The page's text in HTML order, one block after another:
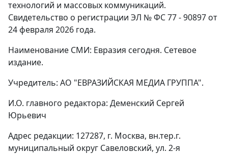
технологий и массовых коммуникаций.
Свидетельство о регистрации ЭЛ № ФС 77 - 90897 от
24 февраля 2026 года.
Наименование СМИ: Евразия сегодня. Сетевое
издание.
Учредитель: АО "ЕВРАЗИЙСКАЯ МЕДИА ГРУППА".
И.О. главного редактора: Деменский Сергей
Юрьевич
Адрес редакции: 127287, г. Москва, вн.тер.г.
муниципальный округ Савеловский, ул. 2-я